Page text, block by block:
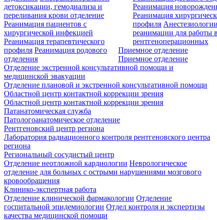
детоксикации, гемодиализа и
переливания крови отделение
Реанимация пациентов с
хирургической инфекцией
Реанимация терапевтического
профиля Реанимация родового
отделения
Реанимация
Реанимация
профиля
реанимации для работы
рентгеноперационных
Приемное отделение
Приемное отделение
Отделение экстренной консультативной помощи и
медицинской эвакуации
Отделение плановой и экстренной консультативной помощи
Областной центр контактной коррекции зрения
Областной центр контактной коррекции зрения
Патанатомическая служба
Патологоанатомическое отделение
Рентгеновский центр региона
Лаборатория радиационного контроля рентгеновского центра
региона
Региональный сосудистый центр
Отделение неотложной кардиологии Неврологическое
отделение для больных с острыми нарушениями мозгового
кровообращения
Клинико-экспертная работа
Отделение клинической фармакологии Отделение
госпитальной эпидемиологии Отдел контроля и экспертизы
качества медицинской помощи